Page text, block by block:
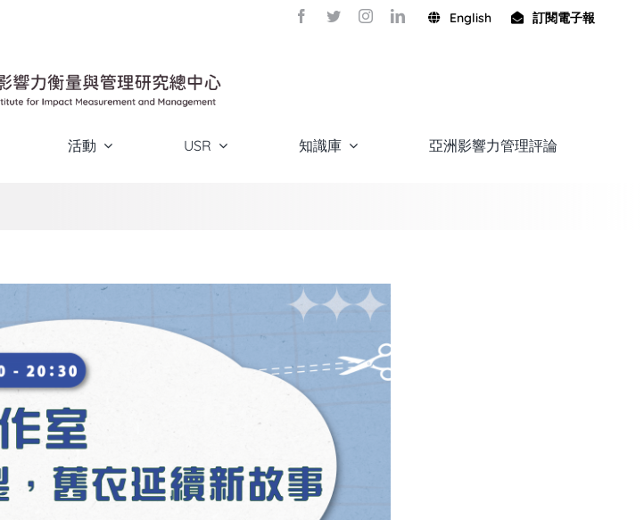
English 訂閱電子報
活動 USR 知識庫 亞洲影響力管理評論